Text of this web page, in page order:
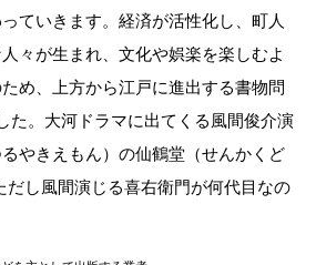
ていきます。経済が活性化し、町人
々が生まれ、文化や娯楽を楽しむよ
め、上方から江戸に進出する書物問
た。大河ドラマに出てくる風間俊介演
やきえもん）の仙鶴堂（せんかくど
だし風間演じる喜右衛門が何代目なの